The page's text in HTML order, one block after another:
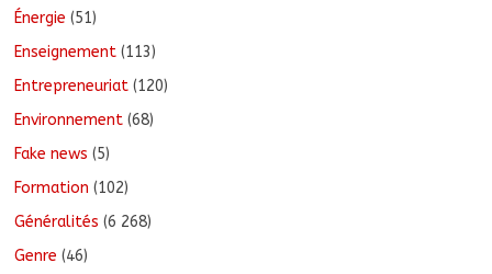
Énergie (51)
Enseignement (113)
Entrepreneuriat (120)
Environnement (68)
Fake news (5)
Formation (102)
Généralités (6 268)
Genre (46)